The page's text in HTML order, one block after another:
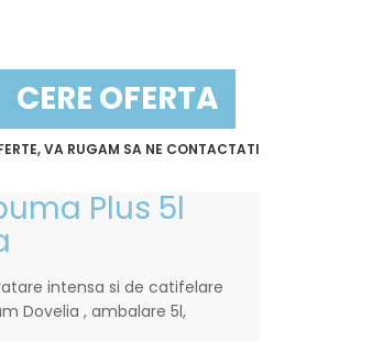
CERE OFERTA
VA RUGAM SA NE CONTACTATI
Plus 5l
intensa si de catifelare
Dovelia , ambalare 5l,